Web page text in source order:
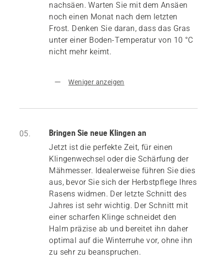
nachsäen. Warten Sie mit dem Ansäen
noch einen Monat nach dem letzten
Frost. Denken Sie daran, dass das Gras
unter einer Boden-Temperatur von 10 °C
nicht mehr keimt.
Weniger anzeigen
05. Bringen Sie neue Klingen an
Jetzt ist die perfekte Zeit, für einen
Klingenwechsel oder die Schärfung der
Mähmesser. Idealerweise führen Sie dies
aus, bevor Sie sich der Herbstpflege Ihres
Rasens widmen. Der letzte Schnitt des
Jahres ist sehr wichtig. Der Schnitt mit
einer scharfen Klinge schneidet den
Halm präzise ab und bereitet ihn daher
optimal auf die Winterruhe vor, ohne ihn
zu sehr zu beanspruchen.